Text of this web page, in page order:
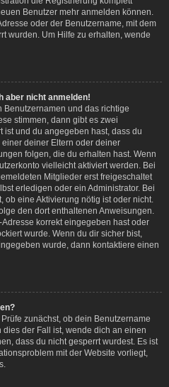
Benutzer mehr anmelden können.
oder der Benutzername, mit dem
wurden. Um Hilfe zu erhalten, wende
aber nicht anmelden!
Benutzernamen und das richtige
stimmen, dann gibt es zwei
ist und du angegeben hast, dass du
deiner Eltern oder deiner
folgen, die du erhalten hast. Wenn
vielleicht aktiviert werden. Bei
Mitglieder erst freigeschaltet
erledigen oder ein Administrator. Bei
eine Aktivierung nötig ist oder nicht.
den dort enthaltenen Anweisungen.
korrekt eingegeben hast oder
wurde. Wenn du dir sicher bist,
wurde, dann kontaktiere einen
zunächst, ob dein Benutzername
der Fall ist, wende dich an einen
dass du nicht gesperrt wurdest. Es ist
mit der Website vorliegt,